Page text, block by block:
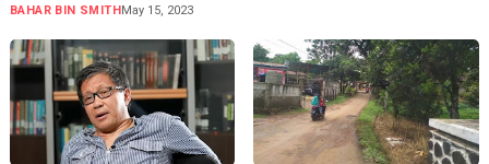
BAHAR BIN SMITHMay 15, 2023